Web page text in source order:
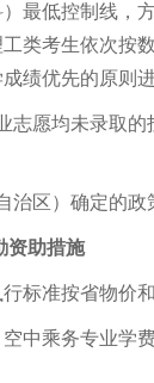
最低控制线，
类考生依次按
绩优先的原则进
志愿均未录取
区）确定的政
资助措施
标准按省物价和
中乘务专业学